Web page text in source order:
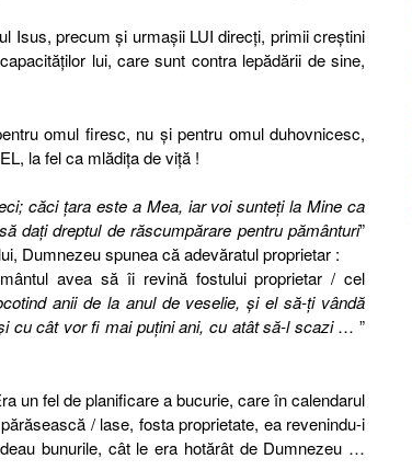
Isus, precum şi urmaşii LUI direcţi, primii creştini
lui, care sunt contra lepădării de sine,
omul firesc, nu şi pentru omul duhovnicesc,
la fel ca mlădiţa de viţă !
căci ţara este a Mea, iar voi sunteţi la Mine ca
daţi dreptul de răscumpărare pentru pământuri”
Dumnezeu spunea că adevăratul proprietar :
avea să îi revină fostului proprietar / cel
anii de la anul de veselie, şi el să-ţi vândă
cu cât vor fi mai puţini ani, cu atât să-l scazi… ”
un fel de planificare a bucurie, care în calendarul
/ lase, fosta proprietate, ea revenindu-i
bunurile, cât le era hotărât de Dumnezeu …